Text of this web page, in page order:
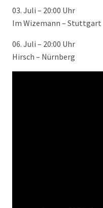
03. Juli – 20:00 Uhr
Im Wizemann – Stuttgart
06. Juli – 20:00 Uhr
Hirsch – Nürnberg